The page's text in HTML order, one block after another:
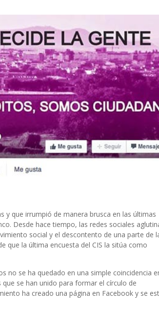
y que irrumpió de manera brusca en las últimas
Desde hace tiempo, las redes sociales
social y el descontento de una parte de
que la última encuesta del CIS la sitúa como
no se ha quedado en una simple coincidencia
se han unido para formar el círculo de
ha creado una página en Facebook y se